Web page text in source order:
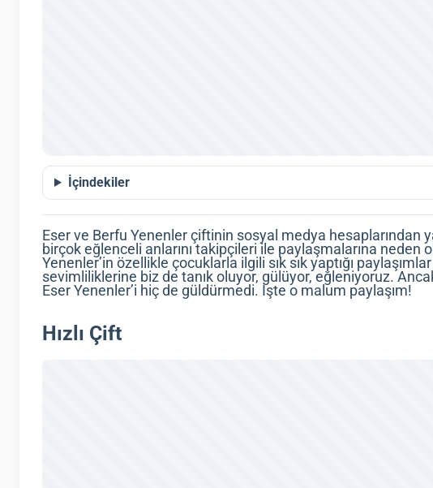
İçindekiler
Eser ve Berfu Yenenler çiftinin sosyal medya hesaplarından
birçok eğlenceli anlarını takipçileri ile paylaşmalarına neden
Yenenler’in özellikle çocuklarla ilgili sık sık yaptığı
sevimliliklerine biz de tanık oluyor, gülüyor, eğleniyoruz.
Eser Yenenler’i hiç de güldürmedi. İşte o malum paylaşım!
Hızlı Çift